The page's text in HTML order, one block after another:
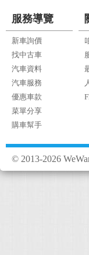
服務導覽
新車詢價
找中古車
汽車資料
汽車服務
優惠車款
菜單分享
購車幫手
© 2013-2026